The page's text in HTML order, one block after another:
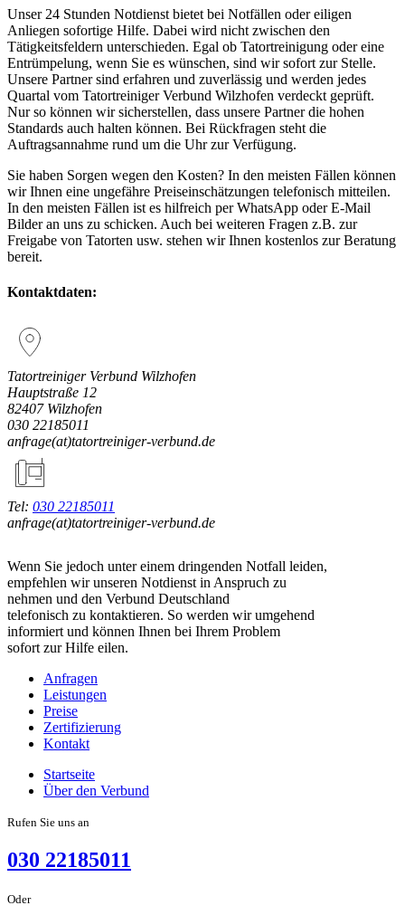
Unser 24 Stunden Notdienst bietet bei Notfällen oder eiligen
Anliegen sofortige Hilfe. Dabei wird nicht zwischen den
Tätigkeitsfeldern unterschieden. Egal ob Tatortreinigung oder eine
Entrümpelung, wenn Sie es wünschen, sind wir sofort zur Stelle.
Unsere Partner sind erfahren und zuverlässig und werden jedes
Quartal vom Tatortreiniger Verbund Wilzhofen verdeckt geprüft.
Nur so können wir sicherstellen, dass unsere Partner die hohen
Standards auch halten können. Bei Rückfragen steht die
Auftragsannahme rund um die Uhr zur Verfügung.
Sie haben Sorgen wegen den Kosten? In den meisten Fällen können
wir Ihnen eine ungefähre Preiseinschätzungen telefonisch mitteilen.
In den meisten Fällen ist es hilfreich per WhatsApp oder E-Mail
Bilder an uns zu schicken. Auch bei weiteren Fragen z.B. zur
Freigabe von Tatorten usw. stehen wir Ihnen kostenlos zur Beratung
bereit.
Kontaktdaten:
Tatortreiniger Verbund Wilzhofen
Hauptstraße 12
82407 Wilzhofen
030 22185011
(at)
Tel: 030 22185011
(at)
Wenn Sie jedoch unter einem dringenden Notfall leiden,
empfehlen wir unseren Notdienst in Anspruch zu
nehmen und den Verbund Deutschland
telefonisch zu kontaktieren. So werden wir umgehend
informiert und können Ihnen bei Ihrem Problem
sofort zur Hilfe eilen.
Anfragen
Leistungen
Preise
Zertifizierung
Kontakt
Startseite
Über den Verbund
Rufen Sie uns an
030 22185011
Oder